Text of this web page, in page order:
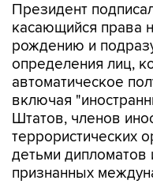
Президент
касающийся права
рождению и
определения лиц,
автоматическое
включая
Штатов, членов
террористических
детьми дипломатов
признанных